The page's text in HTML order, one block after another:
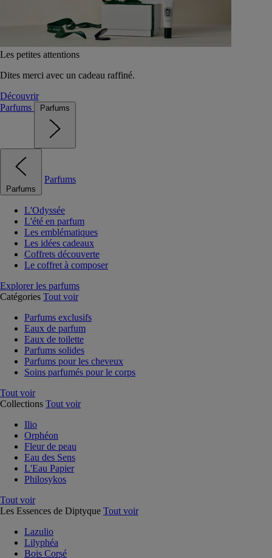
Les petites attentions
Dites merci avec un cadeau raffiné.
Découvrir
Parfums
Parfums
Parfums
Parfums
L'Odyssée
L'été en parfum
Les emblématiques
Les idées cadeaux
Coffrets découverte
Le coffret à composer
Explorer les parfums
Catégories Tout voir
Parfums exclusifs
Eaux de parfum
Eaux de toilette
Parfums solides
Parfums pour les cheveux
Soins parfumés pour le corps
Tout voir
Collections Tout voir
Ilio
Orphéon
Fleur de peau
Eau des Sens
L'Eau Papier
Philosykos
Tout voir
Les Essences de Diptyque Tout voir
Lazulio
Lilyphéa
Bois Corsé